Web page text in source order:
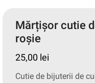
Mărțișor cutie
roșie
25,00 lei
Cutie de bijuterii de